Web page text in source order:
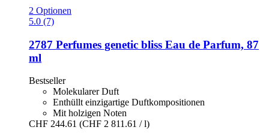
2 Optionen
5.0 (7)
2787 Perfumes genetic bliss Eau de Parfum, 87
ml
Bestseller
Molekularer Duft
Enthüllt einzigartige Duftkompositionen
Mit holzigen Noten
CHF 244.61 (CHF 2 811.61 / l)